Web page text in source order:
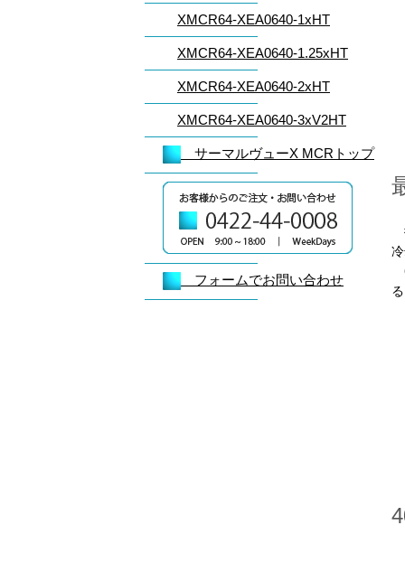
XMCR64-XEA0640-1xHT
XMCR64-XEA0640-1.25xHT
XMCR64-XEA0640-2xHT
XMCR64-XEA0640-3xV2HT
サーマルヴューX MCRトップ
フォームでお問い合わせ